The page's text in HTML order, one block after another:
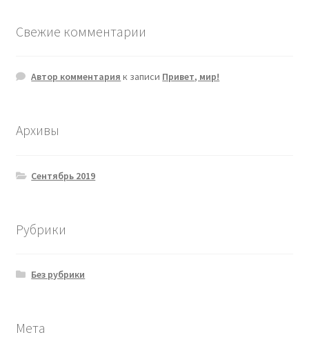
Свежие комментарии
Автор комментария к записи Привет, мир!
Архивы
Сентябрь 2019
Рубрики
Без рубрики
Мета